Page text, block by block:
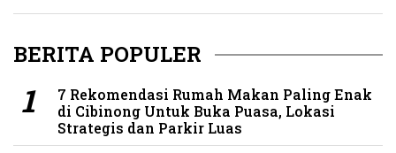
BERITA POPULER
7 Rekomendasi Rumah Makan Paling Enak
di Cibinong Untuk Buka Puasa, Lokasi
Strategis dan Parkir Luas